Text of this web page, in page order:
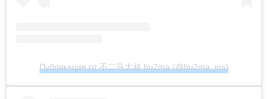
Публикация от 不二马大叔 bu2ma (@bu2ma_ins)